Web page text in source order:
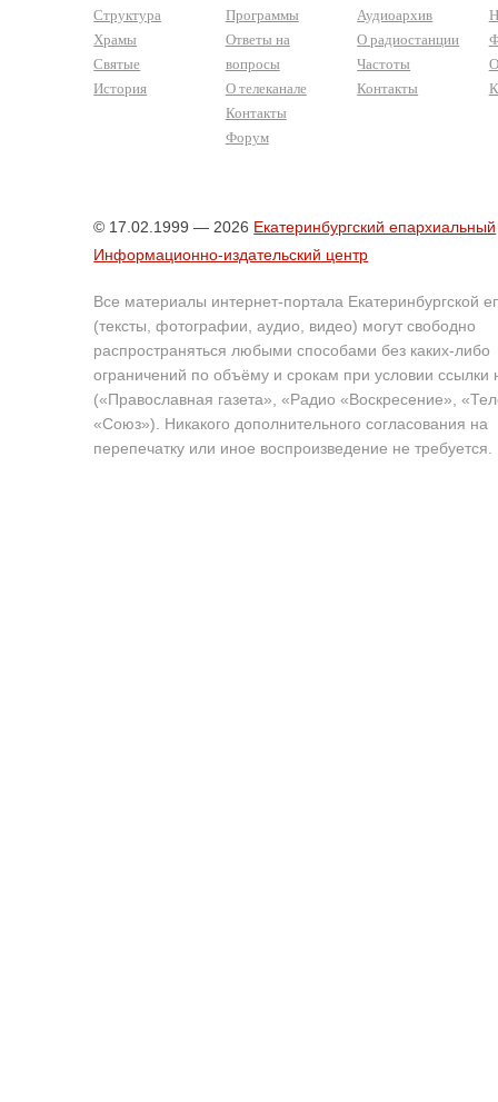
Структура
Храмы
Святые
История
Программы
Ответы на
вопросы
О телеканале
Контакты
Форум
Аудиоархив
О радиостанции
Частоты
Контакты
© 17.02.1999 — 2026 Екатеринбургский епархиальный
Информационно-издательский центр
Все материалы интернет-портала Екатеринбургской
(тексты, фотографии, аудио, видео) могут свободно
распространяться любыми способами без каких-либо
ограничений по объёму и срокам при условии ссылки
(«Православная газета», «Радио «Воскресение»,
«Союз»). Никакого дополнительного согласования на
перепечатку или иное воспроизведение не требуется.